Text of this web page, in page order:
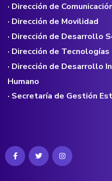
· Dirección de
· Dirección de Movilidad
· Dirección de Desarrollo
· Dirección de
· Dirección de Desarrollo
Humano
· Secretaría de Gestión